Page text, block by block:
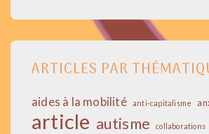
ARTICLES PAR
aides à la mobilité anti-capitalisme
article autisme collaborations